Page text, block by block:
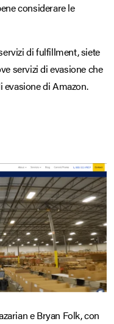
considerare le
di fulfillment, siete
servizi di evasione che
evasione di Amazon.
e Bryan Folk, con